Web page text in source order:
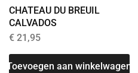
CHATEAU DU BREUIL
CALVADOS
€ 21,95
Toevoegen aan winkelwagen